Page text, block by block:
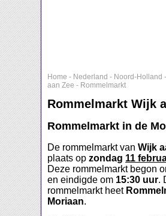
Home - Nederland - Noord-Holland -
aan Zee - Rommelmarkt
Rommelmarkt Wijk
Rommelmarkt in de
De rommelmarkt van Wijk
plaats op zondag 11
Deze rommelmarkt begon
en eindigde om 15:30 uur.
rommelmarkt heet
Moriaan.